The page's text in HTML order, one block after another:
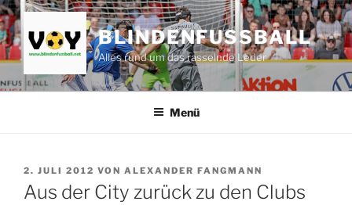
Zum
Inhalt
springen
BLINDENFUSSBALL
Alles rund um das rasselnde Leder
Menü
VERÖFFENTLICHT
AM
2. JULI 2012 VON ALEXANDER FANGMANN
Aus der City zurück zu den Clubs